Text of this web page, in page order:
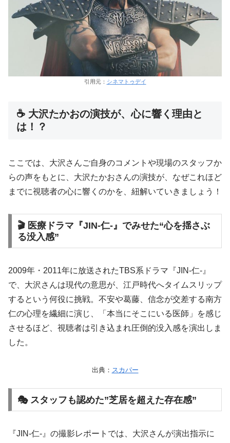
引用元： シネマトゥデイ
☕ 大沢たかおの演技が、心に響く理由と
は！？
ここでは、大沢さんご自身のコメントや現場のスタッフか
らの声をもとに、大沢たかおさんの演技が、なぜこれほど
までに視聴者の心に響くのかを、紐解いていきましょう！
🎬 医療ドラマ『JIN‑仁‑』でみせた“心を揺さぶ
る没入感”
2009年・2011年に放送されたTBS系ドラマ『JIN‐仁‐』
で、大沢さんは現代の意思が、江戸時代へタイムスリップ
するという何役に挑戦。不安や葛藤、信念が交差する南方
仁の心理を繊細に演じ、「本当にそこにいる医師」を感じ
させるほど、視聴者は引き込まれ圧倒的没入感を演出しま
した。
出典： スカパー
🎭 スタッフも認めた”芝居を超えた存在感”
『JIN‑仁‑』の撮影レポートでは、大沢さんが演出指示に